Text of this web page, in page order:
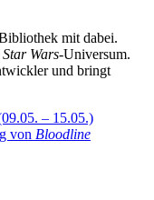
mit dabei.
Star Wars-Universum.
und bringt
– 15.05.)
von Bloodline